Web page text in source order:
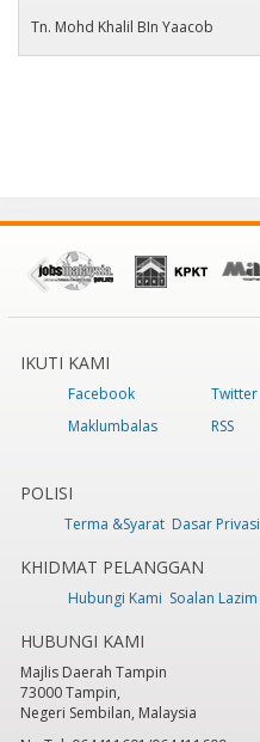
Tn. Mohd Khalil BIn Yaacob
IKUTI KAMI
Facebook Twitter
Maklumbalas
RSS
POLISI
Terma &Syarat Dasar Privasi
KHIDMAT PELANGGAN
Hubungi Kami Soalan Lazim
HUBUNGI KAMI
Majlis Daerah Tampin
73000 Tampin,
Negeri Sembilan, Malaysia